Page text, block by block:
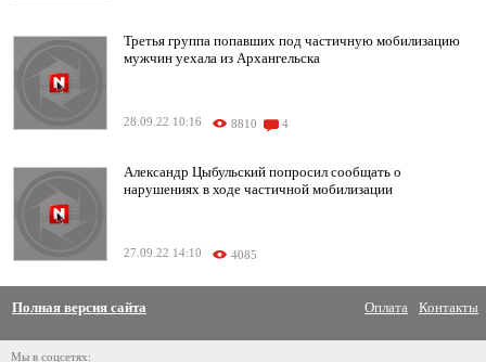
Третья группа попавших под частичную мобилизацию
мужчин уехала из Архангельска
28.09.22 10:16 8810 4
Александр Цыбульский попросил сообщать о
нарушениях в ходе частичной мобилизации
27.09.22 14:10 4085
Полная версия сайта Оплата Контакты
Мы в соцсетях: